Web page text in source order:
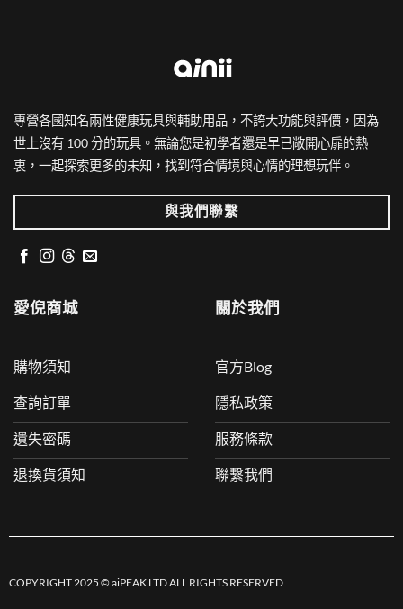
專營各國知名兩性健康玩具與輔助用品，不誇大功能與評價，因為
世上沒有 100 分的玩具。無論您是初學者還是早已敞開心扉的熱
衷，一起探索更多的未知，找到符合情境與心情的理想玩伴。
與我們聯繫
愛倪商城
購物須知
查詢訂單
遺失密碼
退換貨須知
關於我們
官方Blog
隱私政策
服務條款
聯繫我們
COPYRIGHT 2025 © aiPEAK LTD ALL RIGHTS RESERVED